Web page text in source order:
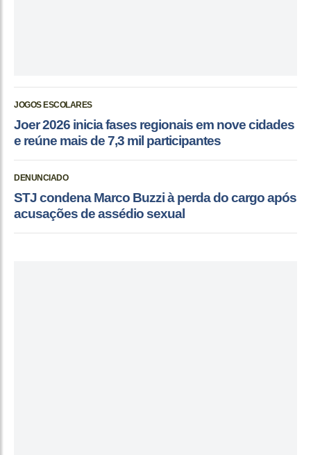
JOGOS ESCOLARES
Joer 2026 inicia fases regionais em nove cidades
e reúne mais de 7,3 mil participantes
DENUNCIADO
STJ condena Marco Buzzi à perda do cargo após
acusações de assédio sexual